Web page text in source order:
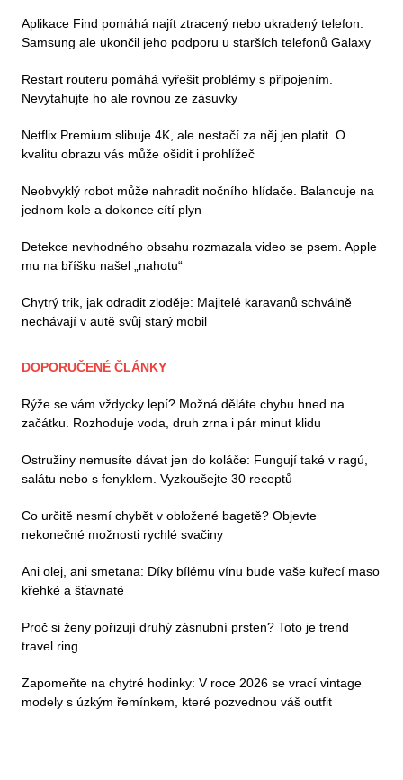
Aplikace Find pomáhá najít ztracený nebo ukradený telefon.
Samsung ale ukončil jeho podporu u starších telefonů Galaxy
Restart routeru pomáhá vyřešit problémy s připojením.
Nevytahujte ho ale rovnou ze zásuvky
Netflix Premium slibuje 4K, ale nestačí za něj jen platit. O
kvalitu obrazu vás může ošidit i prohlížeč
Neobvyklý robot může nahradit nočního hlídače. Balancuje na
jednom kole a dokonce cítí plyn
Detekce nevhodného obsahu rozmazala video se psem. Apple
mu na bříšku našel „nahotu“
Chytrý trik, jak odradit zloděje: Majitelé karavanů schválně
nechávají v autě svůj starý mobil
DOPORUČENÉ ČLÁNKY
Rýže se vám vždycky lepí? Možná děláte chybu hned na
začátku. Rozhoduje voda, druh zrna i pár minut klidu
Ostružiny nemusíte dávat jen do koláče: Fungují také v ragú,
salátu nebo s fenyklem. Vyzkoušejte 30 receptů
Co určitě nesmí chybět v obložené bagetě? Objevte
nekonečné možnosti rychlé svačiny
Ani olej, ani smetana: Díky bílému vínu bude vaše kuřecí maso
křehké a šťavnaté
Proč si ženy pořizují druhý zásnubní prsten? Toto je trend
travel ring
Zapomeňte na chytré hodinky: V roce 2026 se vrací vintage
modely s úzkým řemínkem, které pozvednou váš outfit